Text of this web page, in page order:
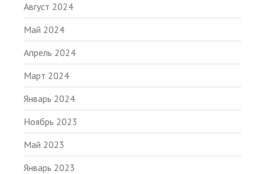
Август 2024
Май 2024
Апрель 2024
Март 2024
Январь 2024
Ноябрь 2023
Май 2023
Январь 2023